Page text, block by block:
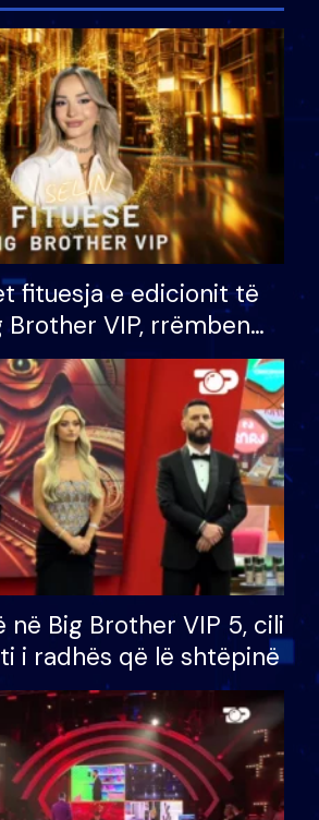
fituesja e edicionit të
Brother VIP, rrëmben
prej 100 mijë eurosh
Big Brother VIP 5, cili
i radhës që lë shtëpinë